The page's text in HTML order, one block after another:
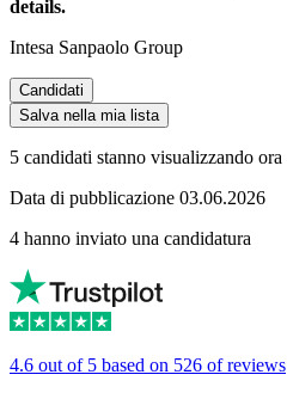
details.
Intesa Sanpaolo Group
Candidati
Salva nella mia lista
5 candidati stanno visualizzando ora
Data di pubblicazione 03.06.2026
4 hanno inviato una candidatura
4.6 out of 5 based on 526 of reviews